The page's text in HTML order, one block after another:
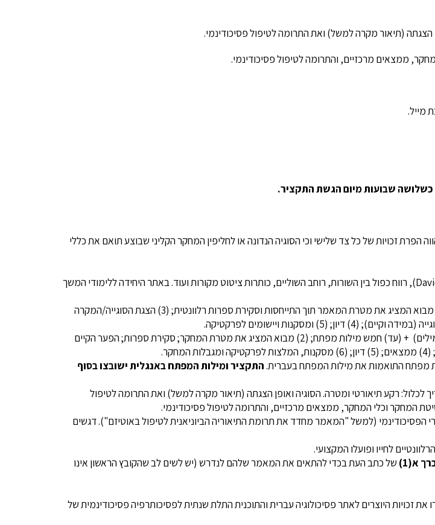
הצגתה (תיאור מקרה למשל) ואת התרומה לטיפול פסיכודינמי.
ממצאים מרכזיים, והתרומה לטיפול פסיכודינמי.
מייל.
כשלושה שבועות מיום הגשת התקציר.
זכויות של כל צד שלישי וכי הסוגיה הנדונה או לחליפין המחקר הקליני שבוצע תואם את כללי
לרבות גודל גופן (David-12), רווח כפול בין השורות, רוחב השוליים, כותרות ציטוט מקורות ועוד. באתר היחידה ללימודי המשך
מאמר קליני יכלול: (1) תקציר (200 מילים) + (עד) חמש מילות מפתח; (2) פרק מבוא המציג את מטרת המאמר תוך התייחסות וסקירת ספרות רלוונטית; (3) הצגת הסוגייה/המקרה
ויישומים לפרקטיקה.
מאמר אמפירי יכלול כ-5000 מילים על פי החלוקה הבאה: (1) תקציר (עד 200 מילים) + (עד) חמש מילות מפתח; (2) מבוא המציג את מטרת המחקר; סקירת ספרות; הפער הקיים
התקציר ומילות המפתח באנגלית ישובצו בסוף
רקע תיאורטי ומטרה. הסוגיה ואופן הצגתה (תיאור מקרה למשל) ואת התרומה לטיפול
המחקר וכלי המחקר, ממצאים מרכזיים, והתרומה לטיפול פסיכודינמי.
הפסיכודינמי (למשל "המאמר מחדד את תרומת התיאוריה הביוניאנית לטיפול באוטיזם"). דגשים
לחייו ופועלו המקצועי.
א(1)
של כתב העת בכדי להתאים את המאמר שלהם לנדרש (יש לשים לב שהקובץ הראשון אינו
זכויות היוצרים לאתר פסיכולוגיה עברית והתוכנית התלת שנתית לפסיכותרפיה פסיכודינמית של